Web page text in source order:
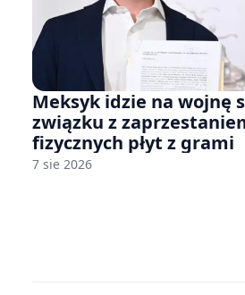
Meksyk idzie na wojnę
związku z
fizycznych płyt z grami
7 sie 2026